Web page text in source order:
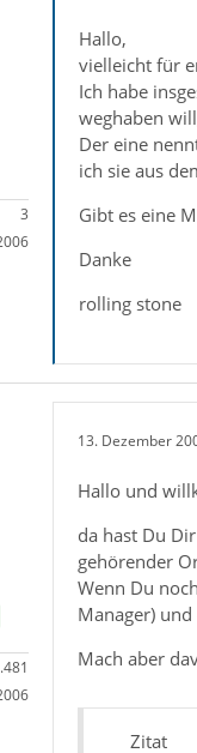
3
Hallo,
vielleicht für
Ich habe
weghaben
Der eine
ich sie aus
Gibt es eine
Danke
rolling stone
13. Dezember
Hallo und
da hast Du
gehörender
Wenn Du
Manager)
Mach aber
Zitat